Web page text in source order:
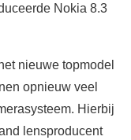
Nokia 8.3
nieuwe topmodel
opnieuw veel
Hierbij
lensproducent